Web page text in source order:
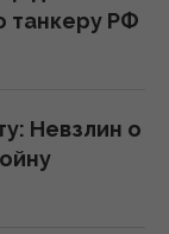
Разумкова
танкеру РФ
Невзлин о